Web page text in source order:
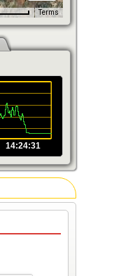
Terms
14:24:31